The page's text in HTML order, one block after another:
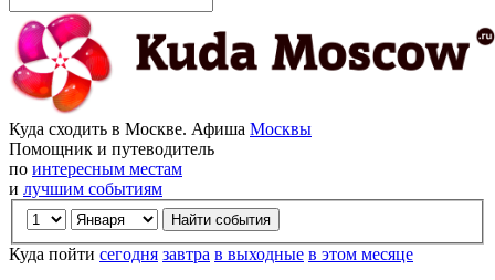
Куда сходить в Москве. Афиша Москвы
Помощник и путеводитель
по интересным местам
и лучшим событиям
Куда пойти сегодня завтра в выходные в этом месяце